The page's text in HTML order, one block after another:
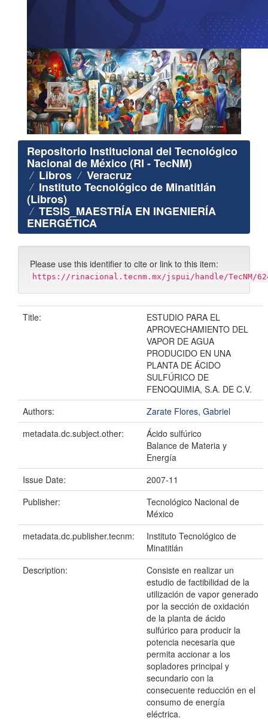
Repositorio Institucional del Tecnológico
Nacional de México (RI - TecNM)
Libros Veracruz
Instituto Tecnológico de Minatitlán
(Libros)
TESIS_MAESTRÍA EN INGENIERÍA
ENERGÉTICA
Please use this identifier to cite or link to this item:
https://rinacional.tecnm.mx/jspui/handle/TecNM/
Title:
ESTUDIO PARA EL
APROVECHAMIENTO DEL
VAPOR DE AGUA
PRODUCIDO EN UNA
PLANTA DE ÁCIDO
SULFÚRICO DE
FENOQUIMIA, S.A. DE C.V.
Authors:
Zarate Flores, Gabriel
metadata.dc.subject.other:
Ácido sulfúrico
Balance de Materia y
Energía
Issue Date:
2007-11
Publisher:
Tecnológico Nacional de
México
metadata.dc.publisher.tecnm:
Instituto Tecnológico de
Minatitlán
Description:
Consiste en realizar un
estudio de factibilidad de la
utilización de vapor generado
por la sección de oxidación
de la planta de ácido
sulfúrico para producir la
potencia necesaria que
permita accionar a los
sopladores principal y
secundario con la
consecuente reducción en el
consumo de energía
eléctrica.